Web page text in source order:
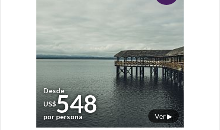
Ver ▶
Desde
US$548
por persona